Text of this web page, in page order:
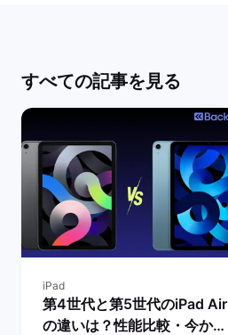
すべての記事を見る
iPad
第4世代と第5世代のiPad Air
の違いは？性能比較・今から